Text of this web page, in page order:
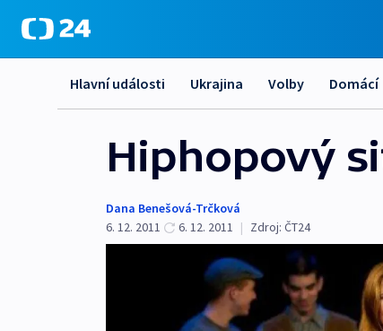
Hlavní události Ukrajina Volby Domácí
Hiphopový
Dana Benešová-Trčková
6. 12. 2011
6. 12. 2011 | Zdroj: ČT24